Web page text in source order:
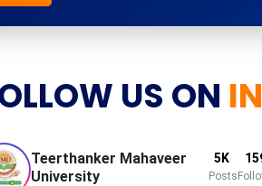
US ON
Teerthanker Mahaveer
University
5K
Posts